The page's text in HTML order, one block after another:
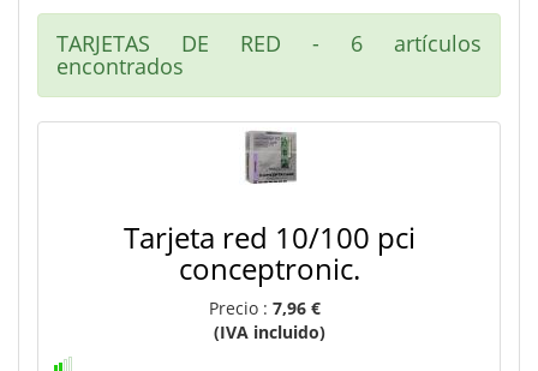
TARJETAS DE RED - 6 artículos
encontrados
Tarjeta red 10/100 pci
conceptronic.
Precio : 7,96 €
(IVA incluido)